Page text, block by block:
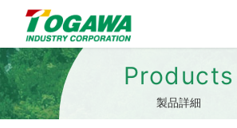
Products
製品詳細